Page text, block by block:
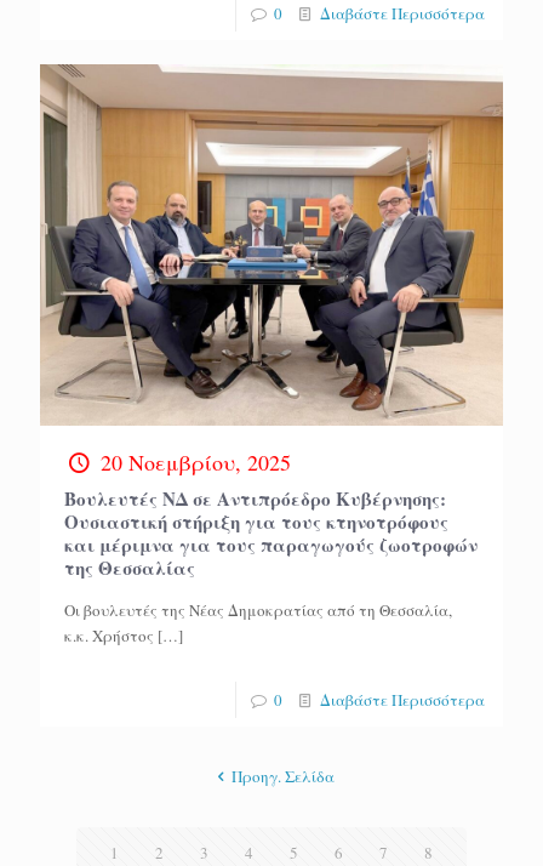
0 Διαβάστε Περισσότερα
20 Νοεμβρίου, 2025
Βουλευτές ΝΔ σε Αντιπρόεδρο Κυβέρνησης:
Ουσιαστική στήριξη για τους κτηνοτρόφους
και μέριμνα για τους παραγωγούς ζωοτροφών
της Θεσσαλίας
Οι βουλευτές της Νέας Δημοκρατίας από τη Θεσσαλία,
κ.κ. Χρήστος […]
0 Διαβάστε Περισσότερα
Προηγ. Σελίδα
1 2 3 4 5 6 7
8